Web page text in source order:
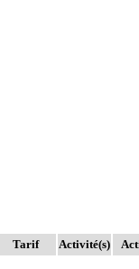
Tarif Activité(s)